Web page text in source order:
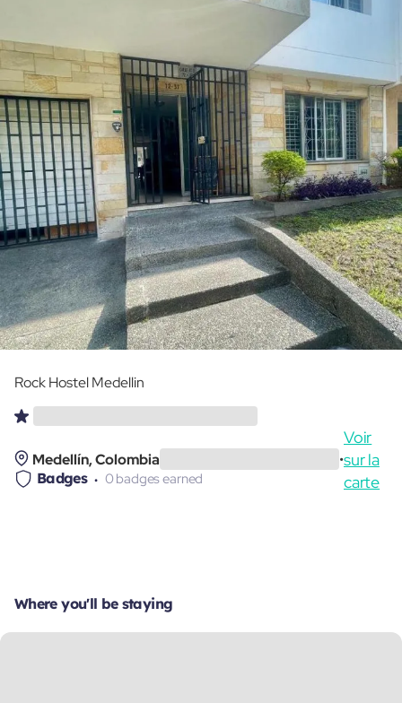
Rock Hostel Medellin
Medellín, Colombia •
Voir
sur la
carte
Badges 0 badges earned
Where you'll be staying